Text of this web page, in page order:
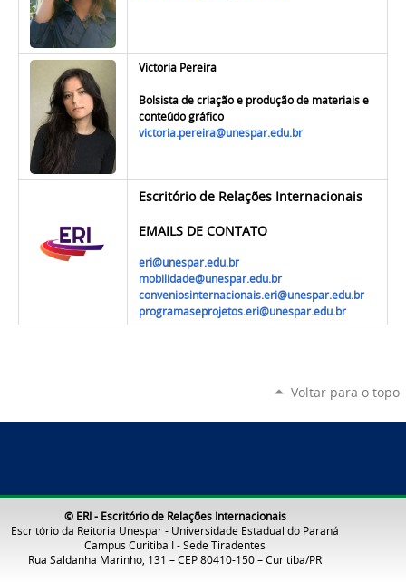
Victoria Pereira
Bolsista de criação e produção de materiais e
conteúdo gráfico
victoria.pereira@unespar.edu.br
Escritório de Relações Internacionais
EMAILS DE CONTATO
eri@unespar.edu.br
mobilidade@unespar.edu.br
conveniosinternacionais.eri@unespar.edu.br
programaseprojetos.eri@unespar.edu.br
Voltar para o topo
© ERI - Escritório de Relações Internacionais
Escritório da Reitoria Unespar - Universidade Estadual do Paraná
Campus Curitiba I - Sede Tiradentes
Rua Saldanha Marinho, 131 – CEP 80410-150 – Curitiba/PR